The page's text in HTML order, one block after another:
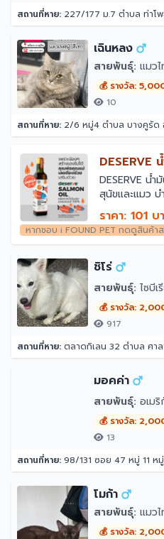
สถานที่หาย: 227/177 ม.7 ตำบล ท่าโพธิ์
เฉินหลง
สายพันธุ์: แมว
💰 รางวัล:
10
สถานที่หาย: 2/6 หมู่4 ตำบล บางคูรัด
สำหรับสุนัขแ
￼DESERVE
สุนัขและแมว บ
ราคา: 101 บ
หากชอบ i FOUND PET กดดูสินค้า
ชิโร่
สายพันธุ์: ไซบี
💰 รางวัล:
917
สถานที่หาย: ตลาดกิเลน 32 ตำบล ศาล
มอคค่า
สายพันธุ์: อเม
💰 รางวัล:
13
สถานที่หาย: 98/131 ซอย 47 หมู่ 11 หมู่บ้าน ศิริวรรณ-ชวนชม ถ.
โมก้า
สายพันธุ์: แมว
💰 รางวัล: